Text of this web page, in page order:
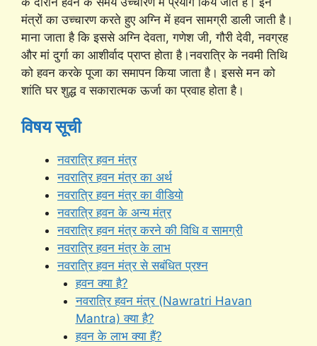
मंत्रों का उच्चारण करते हुए अग्नि में हवन सामग्री डाली जाती है।
माना जाता है कि इससे अग्नि देवता, गणेश जी, गौरी देवी, नवग्रह
और मां दुर्गा का आशीर्वाद प्राप्त होता है।नवरात्रि के नवमी तिथि
को हवन करके पूजा का समापन किया जाता है। इससे मन को
शांति घर शुद्ध व सकारात्मक ऊर्जा का प्रवाह होता है।
विषय सूची
नवरात्रि हवन मंत्र
नवरात्रि हवन मंत्र का अर्थ
नवरात्रि हवन मंत्र का वीडियो
नवरात्रि हवन के अन्य मंत्र
नवरात्रि हवन मंत्र करने की विधि व सामग्री
नवरात्रि हवन मंत्र के लाभ
नवरात्रि हवन मंत्र से सबंधित प्रश्न
हवन क्या है?
नवरात्रि हवन मंत्र (Nawratri Havan
Mantra) क्या है?
हवन के लाभ क्या हैं?